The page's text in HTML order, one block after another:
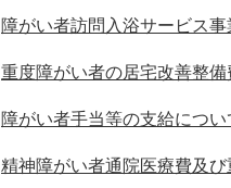
障がい者訪問入浴サービス事
重度障がい者の居宅改善整備
障がい者手当等の支給につい
精神障がい者通院医療費及